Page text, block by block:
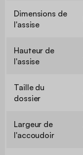
Dimensions de
l'assise
Hauteur de
l'assise
Taille du
dossier
Largeur de
l'accoudoir